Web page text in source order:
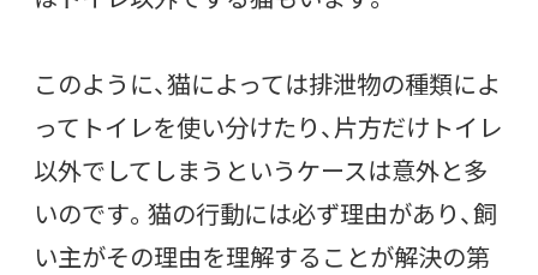
このように、猫によっては排泄物の種類によ
ってトイレを使い分けたり、片方だけトイレ
以外でしてしまうというケースは意外と多
いのです。猫の行動には必ず理由があり、飼
い主がその理由を理解することが解決の第